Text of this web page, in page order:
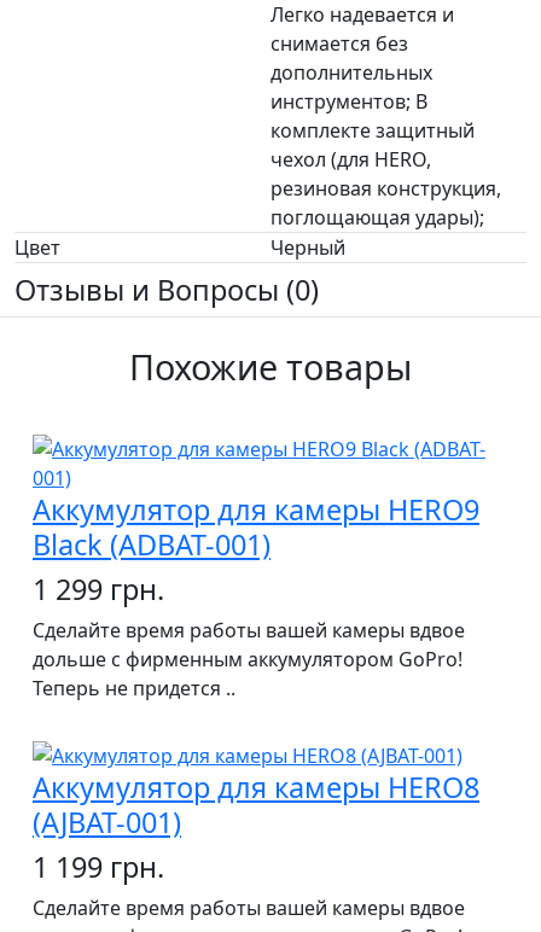
Легко надевается и
снимается без
дополнительных
инструментов; В
комплекте защитный
чехол (для HERO,
резиновая конструкция,
поглощающая удары);
Цвет
Черный
Отзывы и Вопросы (0)
Похожие товары
Аккумулятор для камеры HERO9
Black (ADBAT-001)
1 299 грн.
Сделайте время работы вашей камеры вдвое
дольше с фирменным аккумулятором GoPro!
Теперь не придется ..
Аккумулятор для камеры HERO8
(AJBAT-001)
1 199 грн.
Сделайте время работы вашей камеры вдвое